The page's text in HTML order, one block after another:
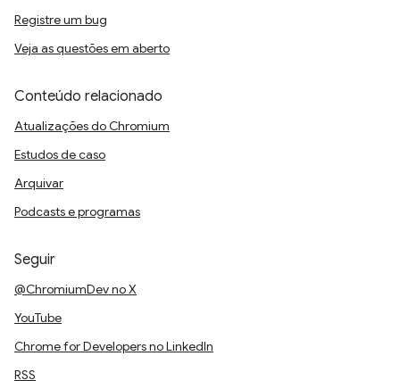
Registre um bug
Veja as questões em aberto
Conteúdo relacionado
Atualizações do Chromium
Estudos de caso
Arquivar
Podcasts e programas
Seguir
@ChromiumDev no X
YouTube
Chrome for Developers no LinkedIn
RSS